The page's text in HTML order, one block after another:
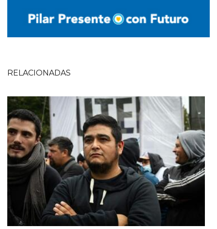
RELACIONADAS
Imagen